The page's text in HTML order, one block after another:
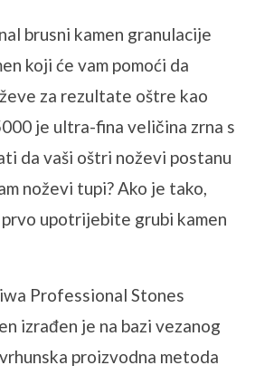
brusni kamen granulacije
koji će vam pomoći da
za rezultate oštre kao
je ultra-fina veličina zrna s
da vaši oštri noževi postanu
noževi tupi? Ako je tako,
upotrijebite grubi kamen
Professional Stones
izrađen je na bazi vezanog
proizvodna metoda